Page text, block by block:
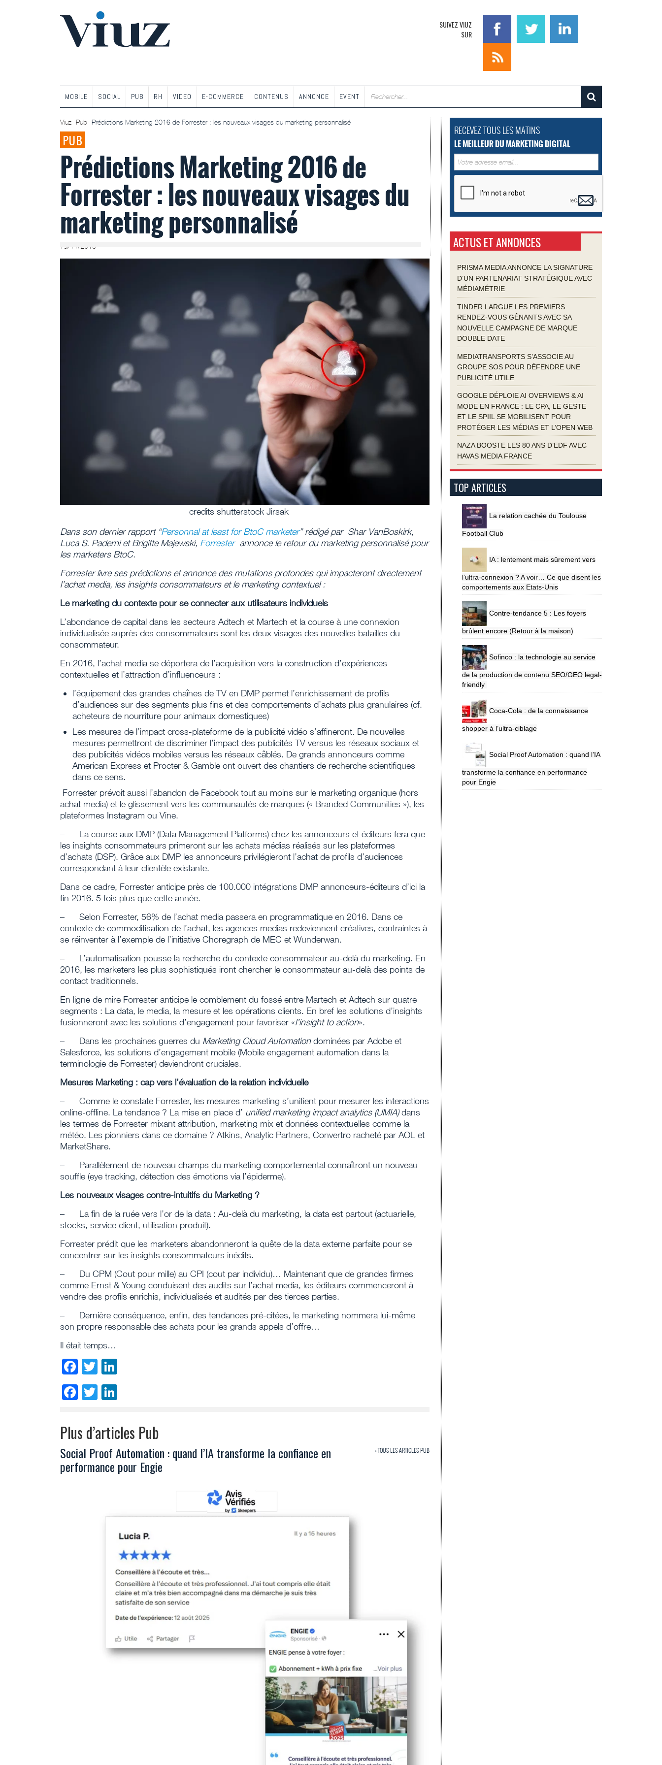
SUIVEZ VIUZ
SUR
MOBILE SOCIAL PUB RH VIDEO E-COMMERCE CONTENUS ANNONCE EVENT
Viuz Pub Prédictions Marketing 2016 de Forrester : les nouveaux visages du marketing personnalisé
PUB
Prédictions Marketing 2016 de
Forrester : les nouveaux visages du
marketing personnalisé
19/11/2015
credits shutterstock Jirsak
Dans son dernier rapport “Personnal at least for BtoC marketer” rédigé par Shar VanBoskirk,
Luca S. Paderni et Brigitte Majewski, Forresterannonce le retour du marketing personnalisé pour
les marketers BtoC.
Forrester livre ses prédictions et annonce des mutations profondes qui impacteront directement
l’achat media, les insights consommateurs et le marketing contextuel :
Le marketing du contexte pour se connecter aux utilisateurs individuels
L’abondance de capital dans les secteurs Adtech et Martech et la course à une connexion
individualisée auprès des consommateurs sont les deux visages des nouvelles batailles du
consommateur.
En 2016, l’achat media se déportera de l’acquisition vers la construction d’expériences
contextuelles et l’attraction d’influenceurs :
l’équipement des grandes chaînes de TV en DMP permet l’enrichissement de profils
d’audiences sur des segments plus fins et des comportements d’achats plus granulaires (cf.
acheteurs de nourriture pour animaux domestiques)
Les mesures de l’impact cross-plateforme de la publicité vidéo s’affineront. De nouvelles
mesures permettront de discriminer l’impact des publicités TV versus les réseaux sociaux et
des publicités vidéos mobiles versus les réseaux câblés. De grands annonceurs comme
American Express et Procter & Gamble ont ouvert des chantiers de recherche scientifiques
dans ce sens.
Forrester prévoit aussi l’abandon de Facebook tout au moins sur le marketing organique (hors
achat media) et le glissement vers les communautés de marques (« Branded Communities »), les
plateformes Instagram ou Vine.
–
La course aux DMP (Data Management Platforms) chez les annonceurs et éditeurs fera que
les insights consommateurs primeront sur les achats médias réalisés sur les plateformes
d’achats (DSP). Grâce aux DMP les annonceurs privilégieront l’achat de profils d’audiences
correspondant à leur clientèle existante.
Dans ce cadre, Forrester anticipe près de 100.000 intégrations DMP annonceurs-éditeurs d’ici la
fin 2016. 5 fois plus que cette année.
–
Selon Forrester, 56% de l’achat media passera en programmatique en 2016. Dans ce
contexte de commoditisation de l’achat, les agences medias redeviennent créatives, contraintes à
se réinventer à l’exemple de l’initiative Choregraph de MEC et Wunderwan.
–
L’automatisation pousse la recherche du contexte consommateur au-delà du marketing. En
2016, les marketers les plus sophistiqués iront chercher le consommateur au-delà des points de
contact traditionnels.
En ligne de mire Forrester anticipe le comblement du fossé entre Martech et Adtech sur quatre
segments : La data, le media, la mesure et les opérations clients. En bref les solutions d’insights
fusionneront avec les solutions d’engagement pour favoriser «l’insight to action».
–
Dans les prochaines guerres du Marketing Cloud Automationdominées par Adobe et
Salesforce, les solutions d’engagement mobile (Mobile engagement automation dans la
terminologie de Forrester) deviendront cruciales.
Mesures Marketing : cap vers l’évaluation de la relation individuelle
–
Comme le constate Forrester, les mesures marketing s’unifient pour mesurer les interactions
online-offline. La tendance ? La mise en place d’ unified marketing impact analytics (UMIA)dans
les termes de Forrester mixant attribution, marketing mix et données contextuelles comme la
météo. Les pionniers dans ce domaine ? Atkins, Analytic Partners, Convertro racheté par AOL et
MarketShare.
–
Parallèlement de nouveau champs du marketing comportemental connaîtront un nouveau
souffle (eye tracking, détection des émotions via l’épiderme).
Les nouveaux visages contre-intuitifs du Marketing ?
–
La fin de la ruée vers l’or de la data : Au-delà du marketing, la data est partout (actuarielle,
stocks, service client, utilisation produit).
Forrester prédit que les marketers abandonneront la quête de la data externe parfaite pour se
concentrer sur les insights consommateurs inédits.
–
Du CPM (Cout pour mille) au CPI (cout par individu)… Maintenant que de grandes firmes
comme Ernst & Young conduisent des audits sur l’achat media, les éditeurs commenceront à
vendre des profils enrichis, individualisés et audités par des tierces parties.
– Dernière conséquence, enfin, des tendances pré-citées, le marketing nommera lui-même
son propre responsable des achats pour les grands appels d’offre…
Il était temps…
Facebook
Twitter
Facebook
Twitter
Plus d’articles Pub
+ TOUS LES ARTICLES PUB
Social Proof Automation : quand l’IA transforme la confiance en
performance pour Engie
RECEVEZ TOUS LES MATINS
LE MEILLEUR DU MARKETING DIGITAL
ACTUS ET ANNONCES
PRISMA MEDIA ANNONCE LA SIGNATURE
D’UN PARTENARIAT STRATÉGIQUE AVEC
MÉDIAMÉTRIE
TINDER LARGUE LES PREMIERS
RENDEZ-VOUS GÊNANTS AVEC SA
NOUVELLE CAMPAGNE DE MARQUE
DOUBLE DATE
MEDIATRANSPORTS S’ASSOCIE AU
GROUPE SOS POUR DÉFENDRE UNE
PUBLICITÉ UTILE
GOOGLE DÉPLOIE AI OVERVIEWS & AI
MODE EN FRANCE : LE CPA, LE GESTE
ET LE SPIIL SE MOBILISENT POUR
PROTÉGER LES MÉDIAS ET L’OPEN WEB
NAZA BOOSTE LES 80 ANS D’EDF AVEC
HAVAS MEDIA FRANCE
TOP ARTICLES
La relation cachée du Toulouse
Football Club
IA : lentement mais sûrement vers
l’ultra-connexion ? A voir… Ce que disent les
comportements aux Etats-Unis
Contre-tendance 5 : Les foyers
brûlent encore (Retour à la maison)
Sofinco : la technologie au service
de la production de contenu SEO/GEO legal-
friendly
Coca-Cola : de la connaissance
shopper à l’ultra-ciblage
Social Proof Automation : quand l’IA
transforme la confiance en performance
pour Engie